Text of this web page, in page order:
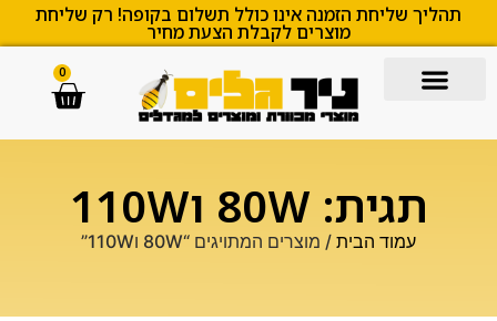
תהליך שליחת הזמנה אינו כולל תשלום בקופה! רק שליחת
מוצרים לקבלת הצעת מחיר
0
תגית: 80W ו110W
עמוד הבית / מוצרים המתויגים “80W ו110W”